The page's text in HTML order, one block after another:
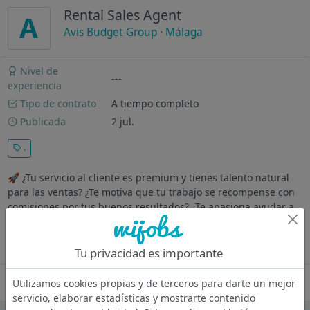
A Rental Sales Agent
Avis Budget Group · Málaga
Nivel de
experiencia
---
Tipo de contrato
A tiempo completo
Publicada
2 jul.
.
🚀 ¿Tu servicio al cliente es premium y tienes talento natural
para las ventas? ¿Te motiva que tu trabajo se recompense con
comisiones por tus buenos resultados? ¿Te apasiona ayudar a
personas de diferentes culturas y practicar idiomas? Te
Oferta desactivada
Tu privacidad es importante
Utilizamos cookies propias y de terceros para darte un mejor
servicio, elaborar estadísticas y mostrarte contenido